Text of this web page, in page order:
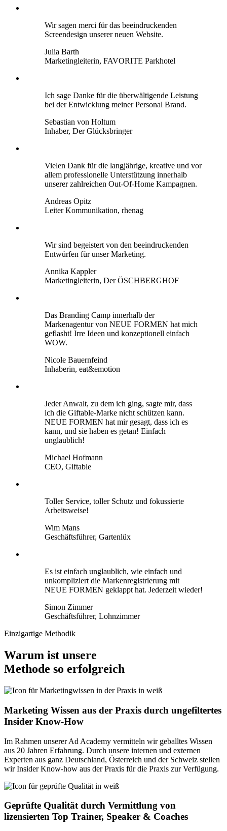
Wir sagen merci für das beeindruckenden
Screendesign unserer neuen Website.
Julia Barth
Marketingleiterin, FAVORITE Parkhotel
Ich sage Danke für die überwältigende Leistung
bei der Entwicklung meiner Personal Brand.
Sebastian von Holtum
Inhaber, Der Glücksbringer
Vielen Dank für die langjährige, kreative und vor
allem professionelle Unterstützung innerhalb
unserer zahlreichen Out-Of-Home Kampagnen.
Andreas Opitz
​​​​​​​Leiter Kommunikation, rhenag
Wir sind begeistert von den beeindruckenden
Entwürfen für unser Marketing.
Annika Kappler
Marketingleiterin, Der ÖSCHBERGHOF
Das Branding Camp innerhalb der
Markenagentur von NEUE FORMEN hat mich
geflasht! Irre Ideen und konzeptionell einfach
WOW.
Nicole Bauernfeind
Inhaberin, eat&emotion
Jeder Anwalt, zu dem ich ging, sagte mir, dass
ich die Giftable-Marke nicht schützen kann.
NEUE FORMEN hat mir gesagt, dass ich es
kann, und sie haben es getan! Einfach
unglaublich!
Michael Hofmann
CEO, Giftable
Toller Service, toller Schutz und fokussierte
Arbeitsweise!
Wim Mans
Geschäftsführer, Gartenlüx
Es ist einfach unglaublich, wie einfach und
unkompliziert die Markenregistrierung mit
NEUE FORMEN geklappt hat. Jederzeit wieder!
Simon Zimmer
Geschäftsführer, Lohnzimmer
Einzigartige Methodik
Warum ist unsere
Methode so erfolgreich
Marketing Wissen aus der Praxis durch ungefiltertes
Insider Know-How
Im Rahmen unserer Ad Academy vermitteln wir geballtes Wissen
aus 20 Jahren Erfahrung. Durch unsere internen und externen
Experten aus ganz Deutschland, Österreich und der Schweiz stellen
wir Insider Know-how aus der Praxis für die Praxis zur Verfügung.
Geprüfte Qualität durch Vermittlung von
lizensierten Top Trainer, Speaker & Coaches